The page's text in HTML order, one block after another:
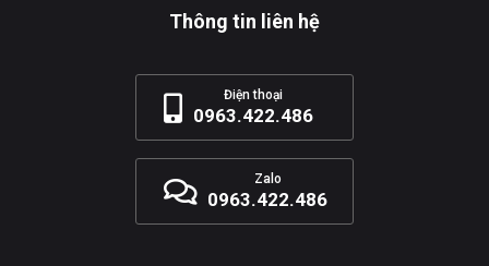
Thông tin liên hệ
Điện thoại
0963.422.486
Zalo
0963.422.486